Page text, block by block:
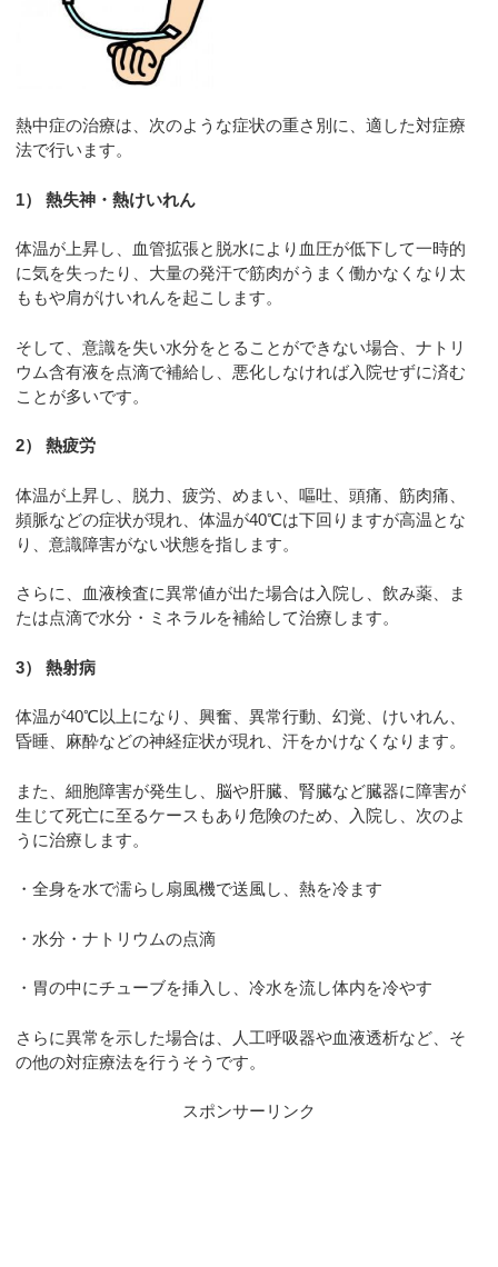
熱中症の治療は、次のような症状の重さ別に、適した対症療
法で行います。
1） 熱失神・熱けいれん
体温が上昇し、血管拡張と脱水により血圧が低下して一時的
に気を失ったり、大量の発汗で筋肉がうまく働かなくなり太
ももや肩がけいれんを起こします。
そして、意識を失い水分をとることができない場合、ナトリ
ウム含有液を点滴で補給し、悪化しなければ入院せずに済む
ことが多いです。
2） 熱疲労
体温が上昇し、脱力、疲労、めまい、嘔吐、頭痛、筋肉痛、
頻脈などの症状が現れ、体温が40℃は下回りますが高温とな
り、意識障害がない状態を指します。
さらに、血液検査に異常値が出た場合は入院し、飲み薬、ま
たは点滴で水分・ミネラルを補給して治療します。
3） 熱射病
体温が40℃以上になり、興奮、異常行動、幻覚、けいれん、
昏睡、麻酔などの神経症状が現れ、汗をかけなくなります。
また、細胞障害が発生し、脳や肝臓、腎臓など臓器に障害が
生じて死亡に至るケースもあり危険のため、入院し、次のよ
うに治療します。
・全身を水で濡らし扇風機で送風し、熱を冷ます
・水分・ナトリウムの点滴
・胃の中にチューブを挿入し、冷水を流し体内を冷やす
さらに異常を示した場合は、人工呼吸器や血液透析など、そ
の他の対症療法を行うそうです。
スポンサーリンク